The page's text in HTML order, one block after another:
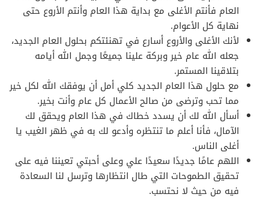
العام فأنتم الأغلى مع بداية هذا العام وأنتم الأروع حتى
نهاية كل الأعوام.
لأنك الأغلى والأروع أسارع في تهنئتكم بحلول العام الجديد،
جعله الله عام خير وبركة علينا جميعًا وجمل الله أيامه
بتلاقينا المستمر.
مع حلول هذا العام الجديد كلي أمل أن يوفقك الله لكل خير
مما تحب وترضى من صالح الأعمال كل عام وأنت بخير.
أسأل الله لك أن يسدد خطاك في هذا العام ويحقق لك
الآمال، فأنا أعلم ما تنتظره وأدعو لك به في ظهر الغيب يا
أغلى الناس.
اللهم عامًا جديدًا سعيدًا علي وعلى أحبتي تعيننا فيه على
تحقيق الطموحات التي طال انتظارها وترسل لنا السعادة
فيه من حيث لا نحتسب.